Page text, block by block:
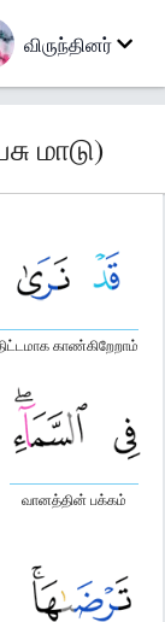
விருந்தினர்
மாடு)
காண்கிறேறாம்
வானத்தின் பக்கம்